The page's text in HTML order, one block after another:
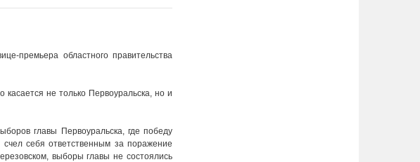
премьера областного правительства
не только Первоуральска, но и
главы Первоуральска, где победу
себя ответственным за поражение
выборы главы не состоялись